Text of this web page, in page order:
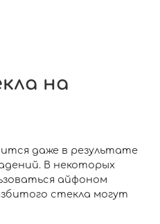
на
даже в результате
В некоторых
айфоном
стекла могут